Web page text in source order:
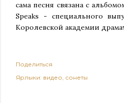
сама песня связана с
Speaks - специального
Королевской академии
Поделиться
Ярлыки: видео сонеты